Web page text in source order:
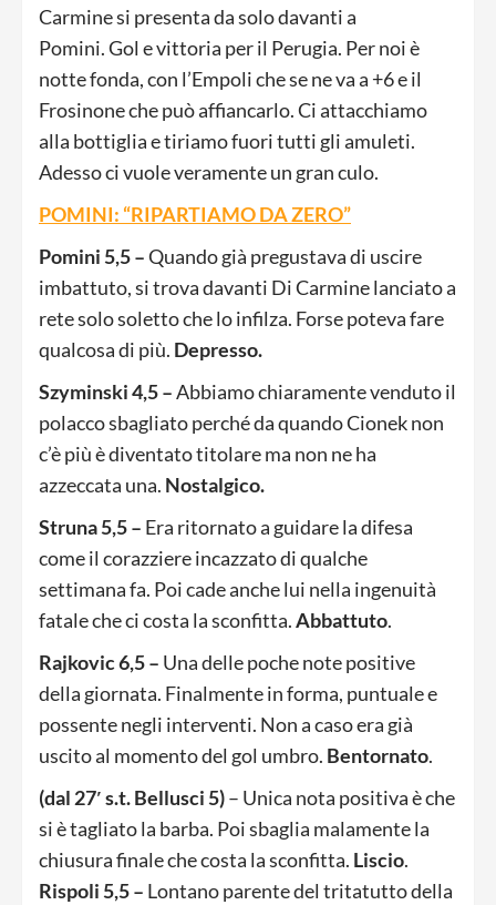
Carmine si presenta da solo davanti a
Pomini. Gol e vittoria per il Perugia. Per noi è
notte fonda, con l’Empoli che se ne va a +6 e il
Frosinone che può affiancarlo. Ci attacchiamo
alla bottiglia e tiriamo fuori tutti gli amuleti.
Adesso ci vuole veramente un gran culo.
POMINI: “RIPARTIAMO DA ZERO”
Pomini 5,5 –Quando già pregustava di uscire
imbattuto, si trova davanti Di Carmine lanciato a
rete solo soletto che lo infilza. Forse poteva fare
qualcosa di più. Depresso.
Szyminski 4,5 –Abbiamo chiaramente venduto il
polacco sbagliato perché da quando Cionek non
c’è più è diventato titolare ma non ne ha
azzeccata una. Nostalgico.
Struna 5,5 – Era ritornato a guidare la difesa
come il corazziere incazzato di qualche
settimana fa. Poi cade anche lui nella ingenuità
fatale che ci costa la sconfitta.Abbattuto.
Rajkovic 6,5 – Una delle poche note positive
della giornata. Finalmente in forma, puntuale e
possente negli interventi. Non a caso era già
uscito al momento del gol umbro. Bentornato.
(dal 27′ s.t. Bellusci 5)– Unica nota positiva è che
si è tagliato la barba. Poi sbaglia malamente la
chiusura finale che costa la sconfitta. Liscio.
Rispoli 5,5 – Lontano parente del tritatutto della